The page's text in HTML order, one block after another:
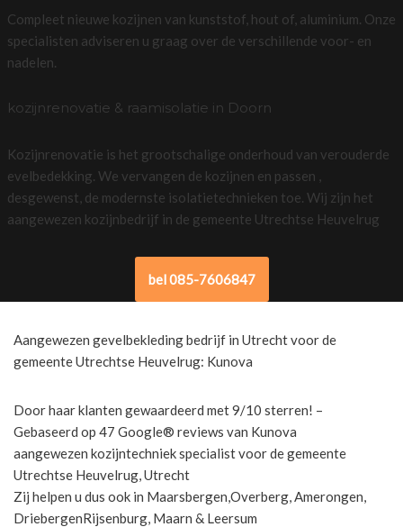
Compleet nieuwe kozijnen van kunststof, hout of, aluminium. Onze
specialisten adviseren u graag over de verschillende voor- en
nadelen.
kozijnrenovatie & raamisolatie in Doorn
Kozijnrenovatie is het grootschalige onderhoud van verouderde
evelbedekking. We vervangen de kozijnen en passen ,
desgewenst, de modernste isolatietechnieken toe. Wij zijn het
aangewezen kozijnbedrijf in de gemeente Utrechtse Heuvelrug
bel 085-7606847
Aangewezen gevelbekleding bedrijf in Utrecht voor de
gemeente Utrechtse Heuvelrug: Kunova
Door haar klanten gewaardeerd met 9/10 sterren! –
Gebaseerd op 47 Google® reviews van Kunova
aangewezen kozijntechniek specialist voor de gemeente
Utrechtse Heuvelrug, Utrecht
Zij helpen u dus ook in Maarsbergen,Overberg, Amerongen,
DriebergenRijsenburg, Maarn & Leersum